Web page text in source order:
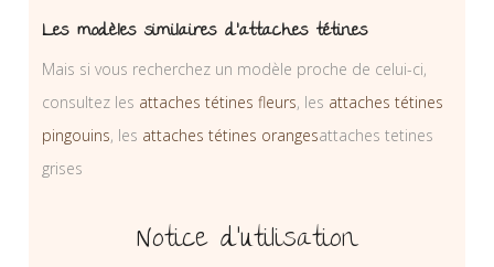
Les modèles similaires d’attaches tétines
Mais si vous recherchez un modèle proche de celui-ci,
consultez les attaches tétines fleurs, les attaches tétines
pingouins, les attaches tétines orangesattaches tetines
grises
Notice d’utilisation